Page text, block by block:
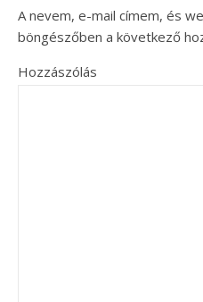
A nevem, e-mail címem, és
böngészőben a következő
Hozzászólás